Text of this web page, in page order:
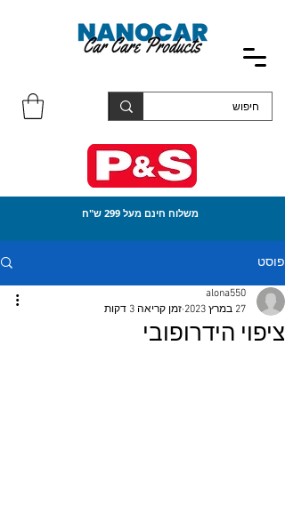
משלוח חינם מעל 299 ש"ח
פוסט
ציפוי הידרופובי
alona550
27 במרץ 2023
זמן קריאה 3 דקות